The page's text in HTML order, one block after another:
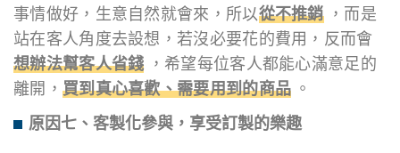
事情做好，生意自然就會來，所以從不推銷，而是
站在客人角度去設想，若沒必要花的費用，反而會
想辦法幫客人省錢 ，希望每位客人都能心滿意足的
離開， 買到真心喜歡、需要用到的商品 。
原因七、客製化參與，享受訂製的樂趣